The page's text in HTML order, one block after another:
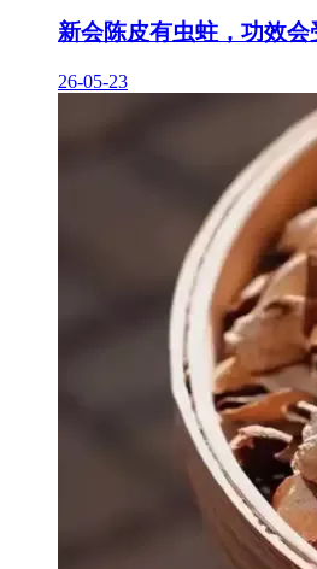
新会陈皮有虫蛀，功效会
26-05-23